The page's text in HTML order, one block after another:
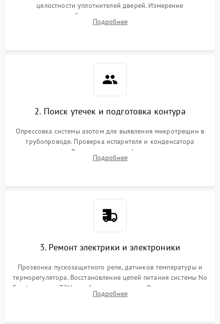
целостности уплотнителей дверей. Измерение
сопротивления обмоток мотора, проверка термостата и
считывание кодов ошибок с электронного дисплея.
Подробнее
2. Поиск утечек и подготовка контура
Опрессовка системы азотом для выявления микротрещин в
трубопроводе. Проверка испарителя и конденсатора
течеискателем. Демонтаж старого фильтра-осушителя и
продувка капиллярной трубки для устранения засоров.
Подробнее
3. Ремонт электрики и электроники
Прозвонка пускозащитного реле, датчиков температуры и
терморегулятора. Восстановление цепей питания системы No
Frost, включая ТЭН оттайки и вентилятор. Ремонт или замена
платы управления при сбоях алгоритмов.
Подробнее